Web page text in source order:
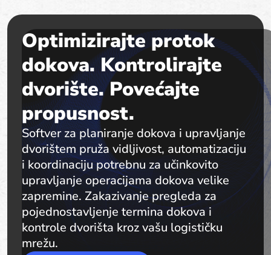
Optimizirajte protok
dokova. Kontrolirajte
dvorište. Povećajte
propusnost.
Softver za planiranje dokova i upravljanje
dvorištem pruža vidljivost, automatizaciju
i koordinaciju potrebnu za učinkovito
upravljanje operacijama dokova velike
zapremine. Zakazivanje pregleda za
pojednostavljenje termina dokova i
kontrole dvorišta kroz vašu logističku
mrežu.